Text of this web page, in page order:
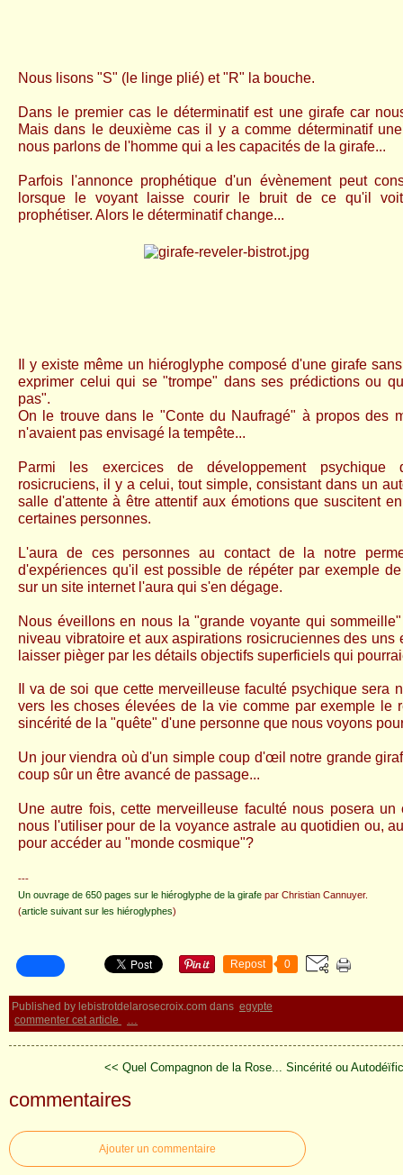
Nous lisons "S" (le linge plié) et "R" la bouche.
Dans le premier cas le déterminatif est une girafe car
Mais dans le deuxième cas il y a comme déterminatif
nous parlons de l'homme qui a les capacités de la girafe...
Parfois l'annonce prophétique d'un évènement peut
lorsque le voyant laisse courir le bruit de ce qu'il
prophétiser. Alors le déterminatif change...
Il y existe même un hiéroglyphe composé d'une girafe
exprimer celui qui se "trompe" dans ses prédictions ou
pas".
On le trouve dans le "Conte du Naufragé" à propos des
n'avaient pas envisagé la tempête...
Parmi les exercices de développement psychique
rosicruciens, il y a celui, tout simple, consistant dans un
salle d'attente à être attentif aux émotions que suscitent
certaines personnes.
L'aura de ces personnes au contact de la notre
d'expériences qu'il est possible de répéter par exemple
sur un site internet l'aura qui s'en dégage.
Nous éveillons en nous la "grande voyante qui
niveau vibratoire et aux aspirations rosicruciennes des uns
laisser pièger par les détails objectifs superficiels qui
Il va de soi que cette merveilleuse faculté psychique sera
vers les choses élevées de la vie comme par exemple le
sincérité de la "quête" d'une personne que nous voyons
Un jour viendra où d'un simple coup d'œil notre grande
coup sûr un être avancé de passage...
Une autre fois, cette merveilleuse faculté nous posera un
nous l'utiliser pour de la voyance astrale au quotidien ou,
pour accéder au "monde cosmique"?
---
Un ouvrage de 650 pages sur le hiéroglyphe de la girafe par Christian Cannuyer.
(article suivant sur les hiéroglyphes)
Repost 0
Published by lebistrotdelarosecroix.com dans egypte
commenter cet article
…
<< Quel Compagnon de la Rose... Sincérité ou
commentaires
Ajouter un commentaire